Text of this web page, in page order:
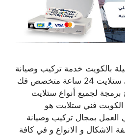
بالكويت خدمة تركيب وصيانة
ستلايت رسيفر رقم فني ستلايت 24 ساعة متخصص فك
لجميع أنواع ستلايت
فني ستلايت هو
العمل بمجال تركيب وصيانة
الاشكال و الانواع و في كافة